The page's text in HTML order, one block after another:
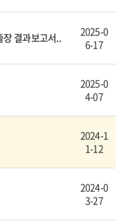
결과보고서..
2025-0
6-17
2025-0
4-07
2024-1
1-12
2024-0
3-27